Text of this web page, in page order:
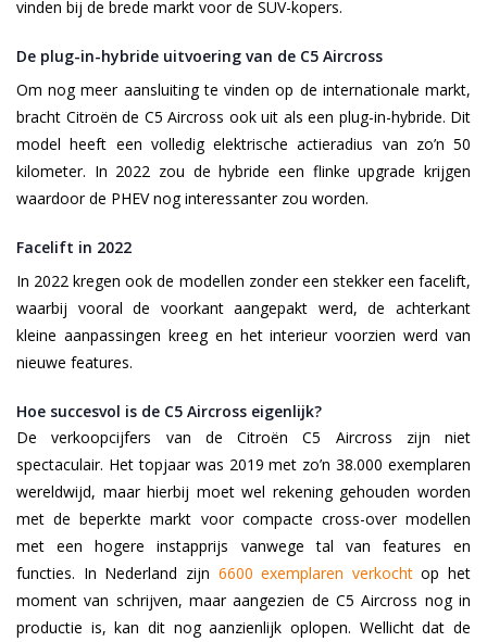
vinden bij de brede markt voor de SUV-kopers.
De plug-in-hybride uitvoering van de C5 Aircross
Om nog meer aansluiting te vinden op de internationale markt,
bracht Citroën de C5 Aircross ook uit als een plug-in-hybride. Dit
model heeft een volledig elektrische actieradius van zo’n 50
kilometer. In 2022 zou de hybride een flinke upgrade krijgen
waardoor de PHEV nog interessanter zou worden.
Facelift in 2022
In 2022 kregen ook de modellen zonder een stekker een facelift,
waarbij vooral de voorkant aangepakt werd, de achterkant
kleine aanpassingen kreeg en het interieur voorzien werd van
nieuwe features.
Hoe succesvol is de C5 Aircross eigenlijk?
De verkoopcijfers van de Citroën C5 Aircross zijn niet
spectaculair. Het topjaar was 2019 met zo’n 38.000 exemplaren
wereldwijd, maar hierbij moet wel rekening gehouden worden
met de beperkte markt voor compacte cross-over modellen
met een hogere instapprijs vanwege tal van features en
functies. In Nederland zijn 6600 exemplaren verkochtop het
moment van schrijven, maar aangezien de C5 Aircross nog in
productie is, kan dit nog aanzienlijk oplopen. Wellicht dat de